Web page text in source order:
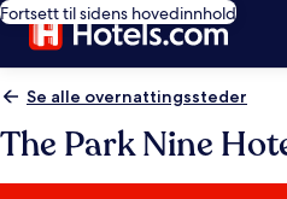
Fortsett til sidens hovedinnhold
Se alle overnattingssteder
The Park Nine